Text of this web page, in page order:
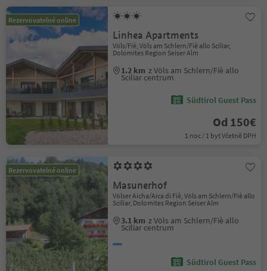
Rezervovatelné online
Linhea Apartments
Völs/Fiè, Völs am Schlern/Fiè allo Sciliar,
Dolomites Region Seiser Alm
1.2 km z Völs am Schlern/Fiè allo
Sciliar centrum
Südtirol Guest Pass
Od 150€
1 noc / 1 byt Včetně DPH
Rezervovatelné online
Masunerhof
Völser Aicha/Aica di Fiè, Völs am Schlern/Fiè allo
Sciliar, Dolomites Region Seiser Alm
3.1 km z Völs am Schlern/Fiè allo
Sciliar centrum
Südtirol Guest Pass